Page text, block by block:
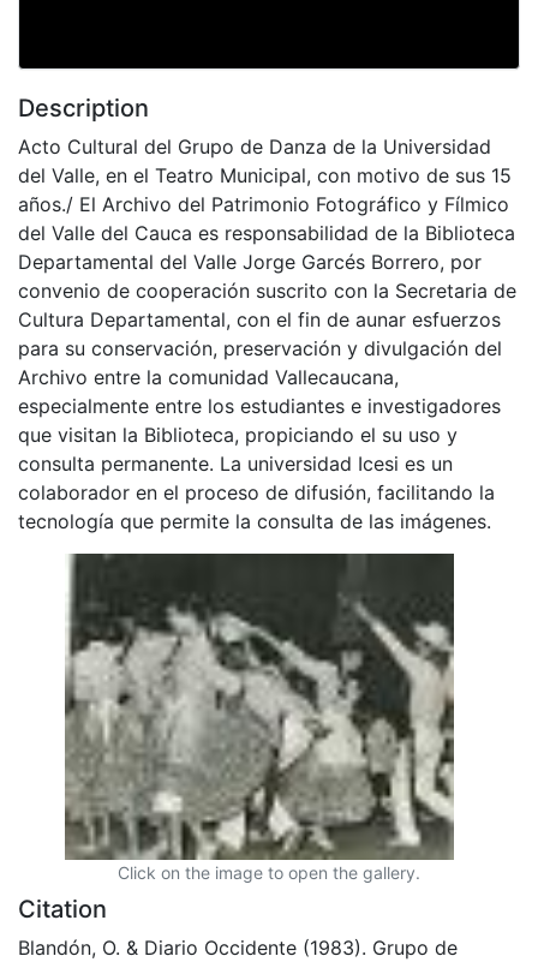
Description
Acto Cultural del Grupo de Danza de la Universidad
del Valle, en el Teatro Municipal, con motivo de sus 15
años./ El Archivo del Patrimonio Fotográfico y Fílmico
del Valle del Cauca es responsabilidad de la Biblioteca
Departamental del Valle Jorge Garcés Borrero, por
convenio de cooperación suscrito con la Secretaria de
Cultura Departamental, con el fin de aunar esfuerzos
para su conservación, preservación y divulgación del
Archivo entre la comunidad Vallecaucana,
especialmente entre los estudiantes e investigadores
que visitan la Biblioteca, propiciando el su uso y
consulta permanente. La universidad Icesi es un
colaborador en el proceso de difusión, facilitando la
tecnología que permite la consulta de las imágenes.
Click on the image to open the gallery.
Citation
Blandón, O. & Diario Occidente (1983). Grupo de